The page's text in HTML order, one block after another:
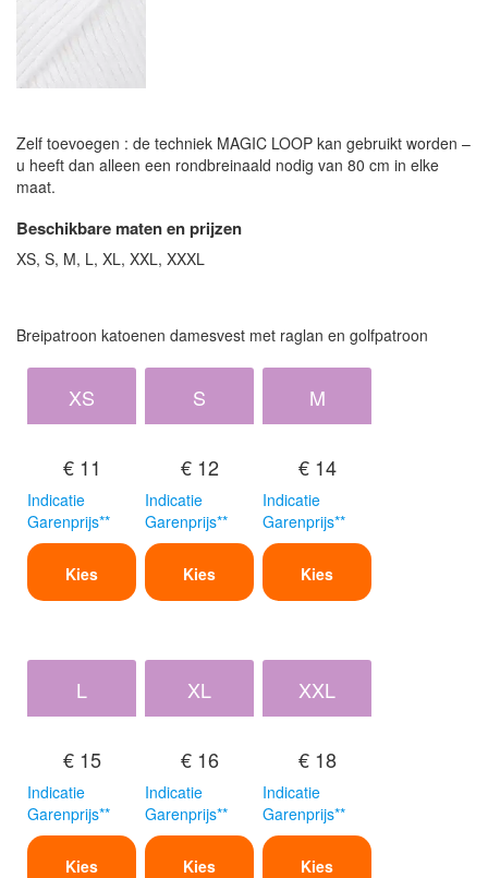
Zelf toevoegen : de techniek MAGIC LOOP kan gebruikt worden –
u heeft dan alleen een rondbreinaald nodig van 80 cm in elke
maat.
Beschikbare maten en prijzen
XS, S, M, L, XL, XXL, XXXL
Breipatroon katoenen damesvest met raglan en golfpatroon
XS
€ 11
Indicatie
Garenprijs**
Kies
S
€ 12
Indicatie
Garenprijs**
Kies
M
€ 14
Indicatie
Garenprijs**
Kies
L
€ 15
Indicatie
Garenprijs**
Kies
XL
€ 16
Indicatie
Garenprijs**
Kies
XXL
€ 18
Indicatie
Garenprijs**
Kies